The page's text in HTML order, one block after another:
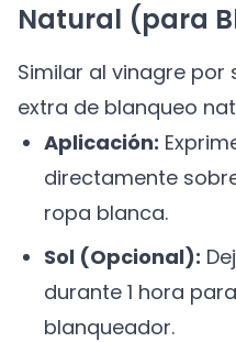
Natural (para
Similar al vinagre por
extra de blanqueo
Aplicación:
directamente
ropa blanca.
Sol (Opcional):
durante 1 hora
blanqueador.